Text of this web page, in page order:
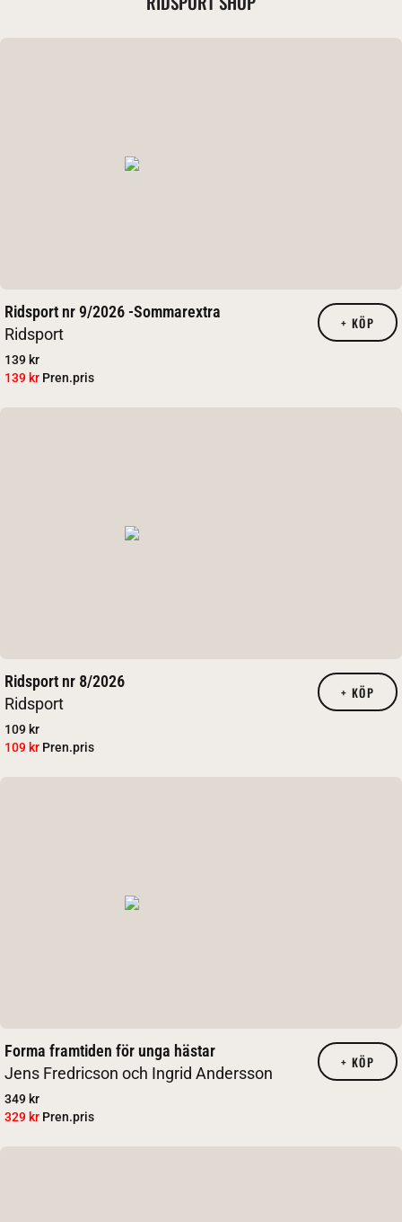
Ridsport nr 9/2026 -Sommarextra
Ridsport
139 kr
139 kr Pren.pris
+ KÖP
Ridsport nr 8/2026
Ridsport
109 kr
109 kr Pren.pris
+ KÖP
Forma framtiden för unga hästar
Jens Fredricson och Ingrid Andersson
349 kr
329 kr Pren.pris
+ KÖP